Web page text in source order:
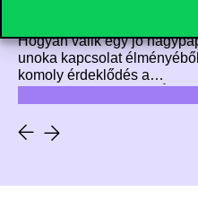
Hogyan válik egy jó
unoka kapcsolat élményéből
komoly érdeklődés a
terelődik egy hallgató
kíváncsisága aztán az
adatvizualizáció felé?